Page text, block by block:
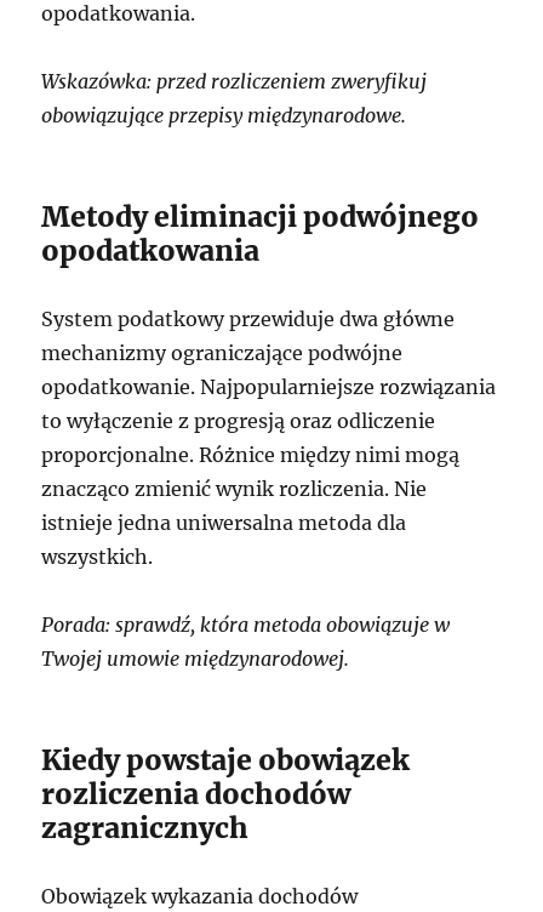
opodatkowania.
Wskazówka: przed rozliczeniem zweryfikuj
obowiązujące przepisy międzynarodowe.
Metody eliminacji podwójnego
opodatkowania
System podatkowy przewiduje dwa główne
mechanizmy ograniczające podwójne
opodatkowanie. Najpopularniejsze rozwiązania
to wyłączenie z progresją oraz odliczenie
proporcjonalne. Różnice między nimi mogą
znacząco zmienić wynik rozliczenia. Nie
istnieje jedna uniwersalna metoda dla
wszystkich.
Porada: sprawdź, która metoda obowiązuje w
Twojej umowie międzynarodowej.
Kiedy powstaje obowiązek
rozliczenia dochodów
zagranicznych
Obowiązek wykazania dochodów